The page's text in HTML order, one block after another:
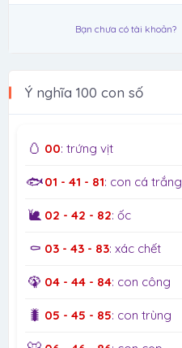
Bạn chưa có tài khoản?
Ý nghĩa 100 con số
🥚 00: trứng vịt
🐟01 - 41 - 81: con cá trắng
🐌 02 - 42 - 82: ốc
⚰️ 03 - 43 - 83: xác chết
🦚 04 - 44 - 84: con công
🐛 05 - 45 - 85: con trùng